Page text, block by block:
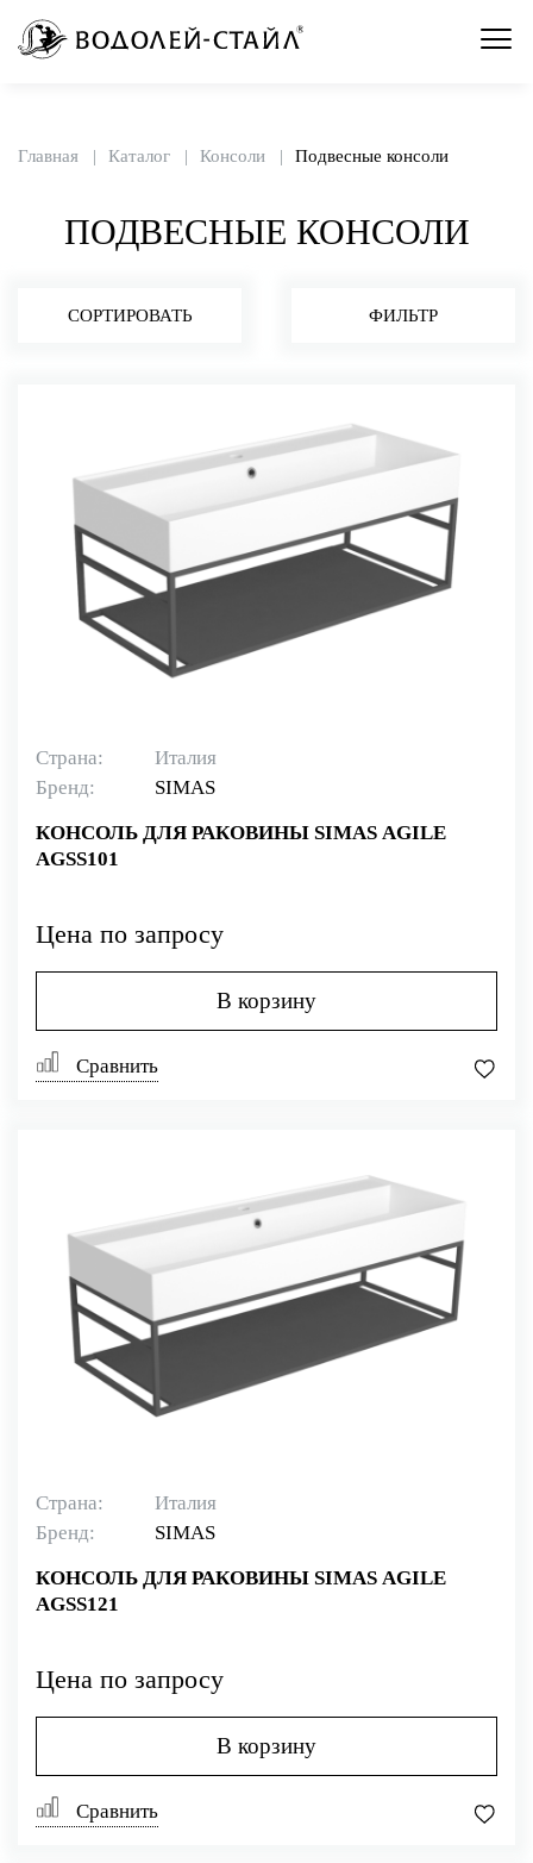
Главная Каталог Консоли Подвесные консоли
ПОДВЕСНЫЕ КОНСОЛИ
СОРТИРОВАТЬ ФИЛЬТР
Страна:
Италия
Бренд:
SIMAS
КОНСОЛЬ ДЛЯ РАКОВИНЫ SIMAS AGILE
AGSS101
Цена по запросу
В корзину
Сравнить
Страна:
Италия
Бренд:
SIMAS
КОНСОЛЬ ДЛЯ РАКОВИНЫ SIMAS AGILE
AGSS121
Цена по запросу
В корзину
Сравнить